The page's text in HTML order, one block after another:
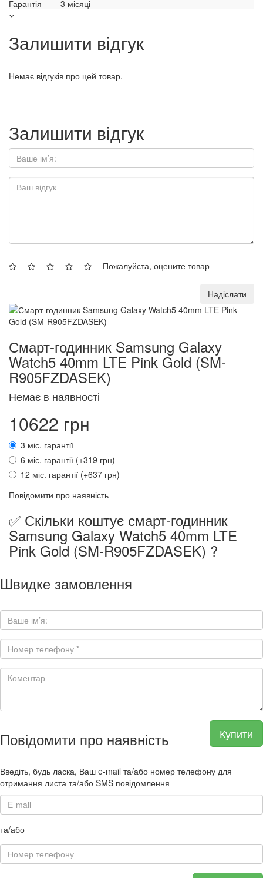
Гарантія 3 місяці
Залишити відгук
Немає відгуків про цей товар.
Залишити відгук
Пожалуйста, оцените товар
Надіслати
Смарт-годинник Samsung Galaxy
Watch5 40mm LTE Pink Gold (SM-
R905FZDASEK)
Немає в наявності
10622 грн
3 міс. гарантії
6 міс. гарантії (+319 грн)
12 міс. гарантії (+637 грн)
Повідомити про наявність
✅ Скільки коштує смарт-годинник
Samsung Galaxy Watch5 40mm LTE
Pink Gold (SM-R905FZDASEK) ?
Швидке замовлення
Купити
Повідомити про наявність
Введіть, будь ласка, Ваш e-mail та/або номер телефону для
отримання листа та/або SMS повідомлення
та/або